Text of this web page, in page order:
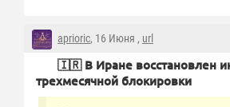
aprioric, 16 Июня , url
🇮🇷 В Иране восстановлен
трехмесячной блокировки